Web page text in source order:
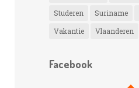
Studeren
Suriname
Vakantie
Vlaanderen
Facebook